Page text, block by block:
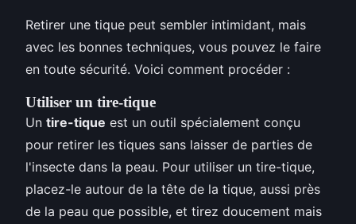
Retirer une tique peut sembler intimidant, mais
avec les bonnes techniques, vous pouvez le faire
en toute sécurité. Voici comment procéder :
Utiliser un tire-tique
Un tire-tique est un outil spécialement conçu
pour retirer les tiques sans laisser de parties de
l'insecte dans la peau. Pour utiliser un tire-tique,
placez-le autour de la tête de la tique, aussi près
de la peau que possible, et tirez doucement mais